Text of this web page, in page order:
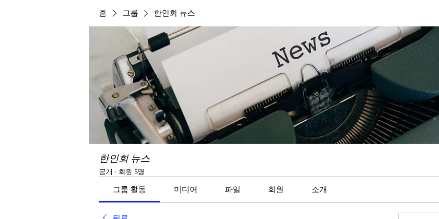
홈 그룹 한인회 뉴스
한인회 뉴스
공개 · 회원 5명
그룹 활동 미디어 파일 회원 소개